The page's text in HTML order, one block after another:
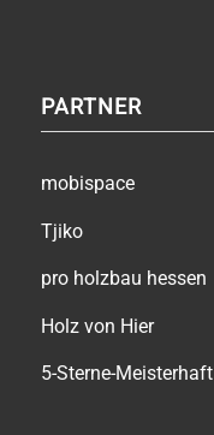
PARTNER
mobispace
Tjiko
pro holzbau hessen
Holz von Hier
5-Sterne-Meisterhaft